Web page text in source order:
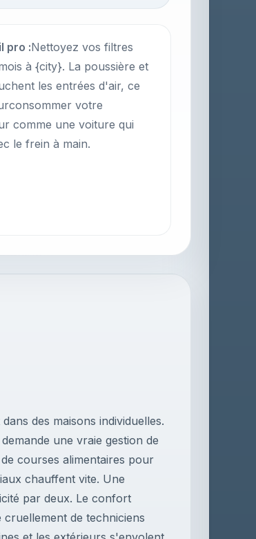
des maisons individuelles.
une vraie gestion de
courses alimentaires pour
chauffent vite. Une
par deux. Le confort
de techniciens
pro :Nettoyez vos filtres
à {city}. La poussière et
les entrées d'air, ce
votre
comme une voiture qui
le frein à main.